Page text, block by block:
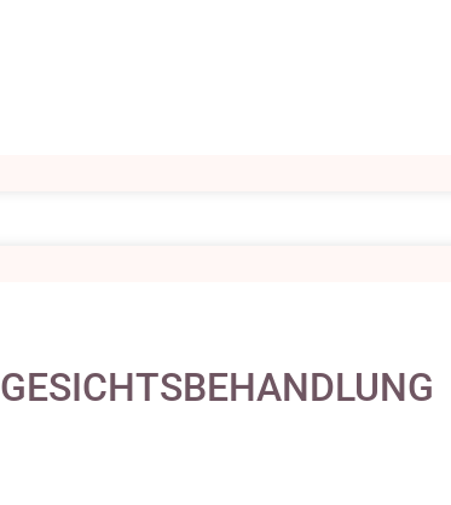
GESICHTSBEHANDLUNG